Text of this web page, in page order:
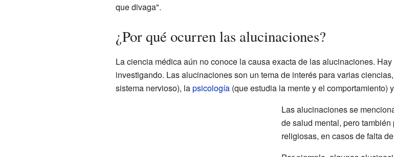
que divaga".
¿Por qué ocurren las alucinaciones?
La ciencia médica aún no conoce la causa exacta de las alucinaciones.
investigando. Las alucinaciones son un tema de interés para varias
sistema nervioso), lapsicología(que estudia la mente y el comportamiento)
Las alucinaciones se
de salud mental, pero
religiosas, en casos de falta